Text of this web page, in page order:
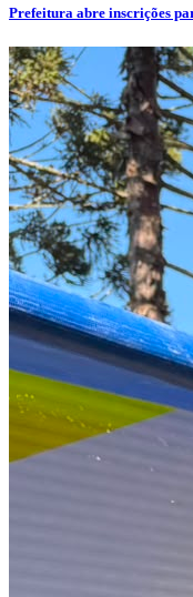
Prefeitura abre inscrições